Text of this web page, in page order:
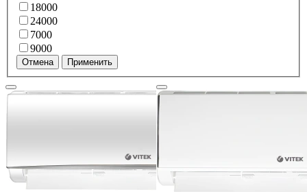
18000
24000
7000
9000
Отмена Применить